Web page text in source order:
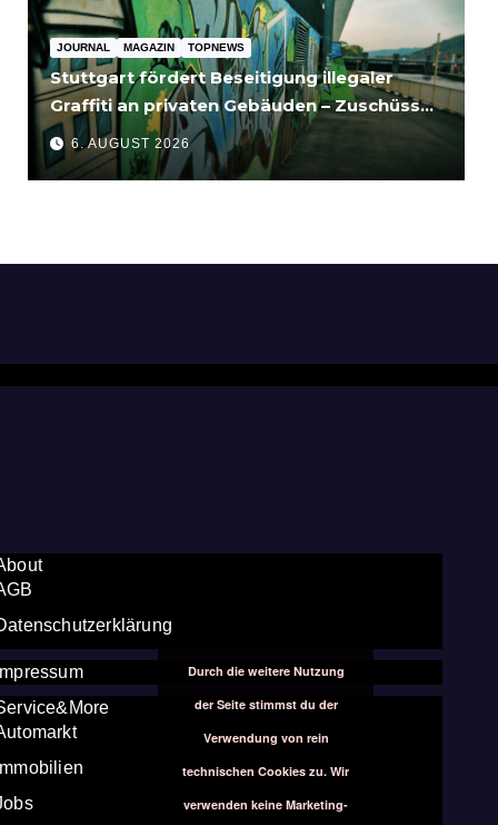
JOURNAL MAGAZIN TOPNEWS
Stuttgart fördert Beseitigung illegaler
Graffiti an privaten Gebäuden – Zuschüsse
bis 3.500 Euro
6. AUGUST 2026
Durch die weitere Nutzung
der Seite stimmst du der
Verwendung von rein
technischen Cookies zu. Wir
verwenden keine Marketing-